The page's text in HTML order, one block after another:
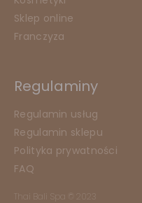
Sklep online
Franczyza
Regulaminy
Regulamin usług
Regulamin sklepu
Polityka prywatności
FAQ
Thai Bali Spa © 2023